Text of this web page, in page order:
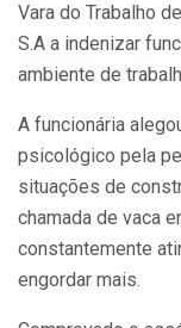
Vara do Trabalho
S.A a indenizar
ambiente de
A funcionária
psicológico pela
situações de
chamada de vaca
constantemente
engordar mais.